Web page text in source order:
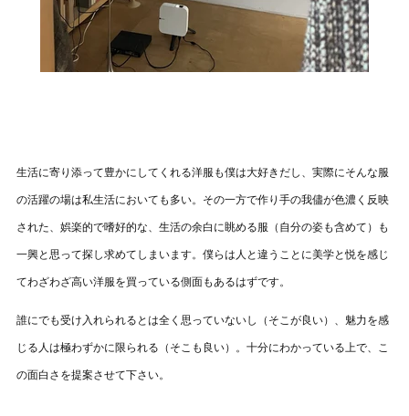
生活に寄り添って豊かにしてくれる洋服も僕は大好きだし、実際にそんな服
の活躍の場は私生活においても多い。その一方で作り手の我儘が色濃く反映
された、娯楽的で嗜好的な、生活の余白に眺める服（自分の姿も含めて）も
一興と思って探し求めてしまいます。僕らは人と違うことに美学と悦を感じ
てわざわざ高い洋服を買っている側面もあるはずです。
誰にでも受け入れられるとは全く思っていないし（そこが良い）、魅力を感
じる人は極わずかに限られる（そこも良い）。十分にわかっている上で、こ
の面白さを提案させて下さい。